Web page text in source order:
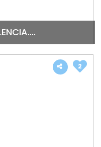
2